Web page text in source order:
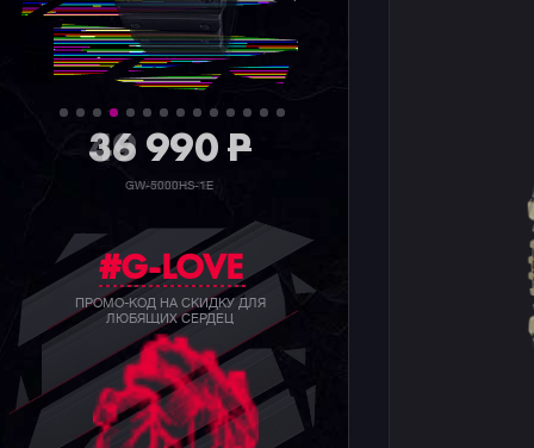
36 990P
GW-5000HS-1E
#G-LOVE
ПРОМО-КОД НА СКИДКУ ДЛЯ
ЛЮБЯЩИХ СЕРДЕЦ